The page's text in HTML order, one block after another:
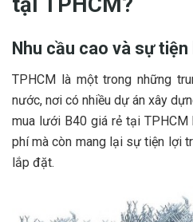
Nhu cầu cao và sự tiện
TPHCM là một trong những
nước, nơi có nhiều dự án xây
mua lưới B40 giá rẻ tại
phí mà còn mang lại sự tiện lợi
lắp đặt.